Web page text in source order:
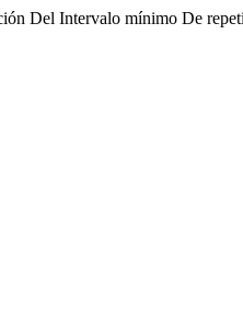
Del Intervalo mínimo De